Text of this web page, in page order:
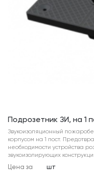
Подрозетник ЗИ, на 1
Звукоизоляционный
корпусом на 1 пост.
необходимости устройства
звукоизолирующих
Цена за шт